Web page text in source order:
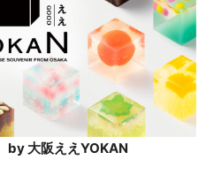
大阪ええYOKAN